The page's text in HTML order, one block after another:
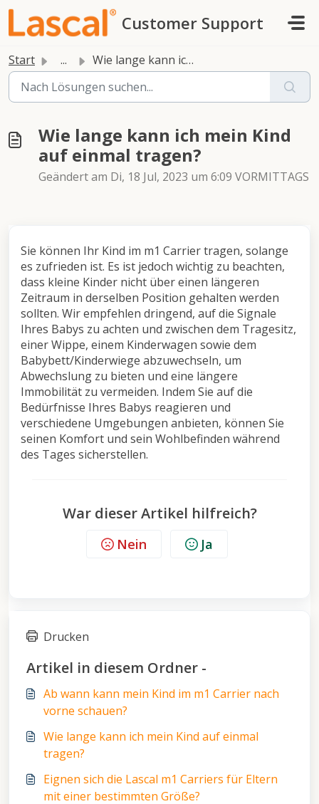
Zum hauptsächlichen Inhalt gehen
Customer Support
Start ... Wie lange kann ich mein Kind auf einmal tragen?
Wie lange kann ich mein Kind
auf einmal tragen?
Geändert am Di, 18 Jul, 2023 um 6:09 VORMITTAGS
Sie können Ihr Kind im m1 Carrier tragen, solange
es zufrieden ist. Es ist jedoch wichtig zu beachten,
dass kleine Kinder nicht über einen längeren
Zeitraum in derselben Position gehalten werden
sollten. Wir empfehlen dringend, auf die Signale
Ihres Babys zu achten und zwischen dem Tragesitz,
einer Wippe, einem Kinderwagen sowie dem
Babybett/Kinderwiege abzuwechseln, um
Abwechslung zu bieten und eine längere
Immobilität zu vermeiden. Indem Sie auf die
Bedürfnisse Ihres Babys reagieren und
verschiedene Umgebungen anbieten, können Sie
seinen Komfort und sein Wohlbefinden während
des Tages sicherstellen.
War dieser Artikel hilfreich?
Nein Ja
Drucken
Artikel in diesem Ordner -
Ab wann kann mein Kind im m1 Carrier nach
vorne schauen?
Wie lange kann ich mein Kind auf einmal
tragen?
Eignen sich die Lascal m1 Carriers für Eltern
mit einer bestimmten Größe?